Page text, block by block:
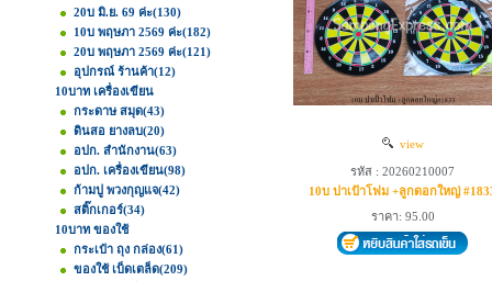
20บ มิ.ย. 69 ค่ะ(130)
10บ พฤษภา 2569 ค่ะ(182)
20บ พฤษภา 2569 ค่ะ(121)
อุปกรณ์ ร้านค้า(12)
10บาท เครื่องเขียน
กระดาษ สมุด(43)
ดินสอ ยางลบ(20)
อปก. สำนักงาน(63)
อปก. เครื่องเขียน(98)
ก้ามปู พวงกุญแจ(42)
สติ๊กเกอร์(34)
10บาท ของใช้
กระเป๋า ถุง กล่อง(61)
ของใช้ เบ็ดเตล็ด(209)
view
รหัส : 20260210007
10บ ปาเป้าโฟม +ลูกดอกใหญ่
ราคา: 95.00